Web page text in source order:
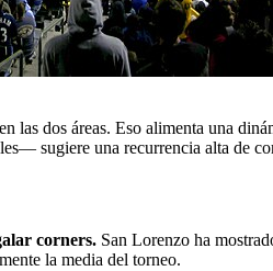
las dos áreas. Eso alimenta una
sugiere una recurrencia alta de
corners. San Lorenzo ha
la media del torneo.